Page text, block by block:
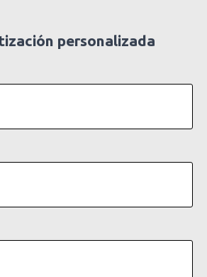
personalizada